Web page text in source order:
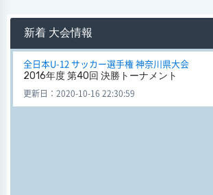
新着 大会情報
全日本U-12 サッカー選手権 神奈川県大会
2016年度 第40回 決勝トーナメント
更新日：2020-10-16 22:30:59